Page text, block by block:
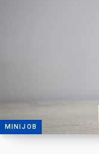
MINIJOB